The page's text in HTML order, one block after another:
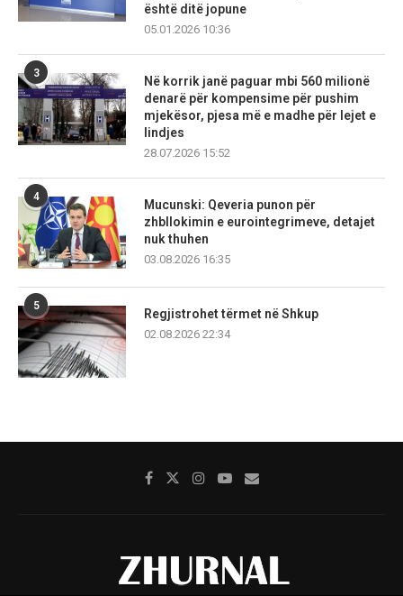
është ditë jopune
05.01.2026 10:36
3
Në korrik janë paguar mbi 560 milionë
denarë për kompensime për pushim
mjekësor, pjesa më e madhe për lejet e
lindjes
28.07.2026 15:52
4
Mucunski: Qeveria punon për
zhbllokimin e eurointegrimeve, detajet
nuk thuhen
03.08.2026 16:35
5
Regjistrohet tërmet në Shkup
02.08.2026 22:34